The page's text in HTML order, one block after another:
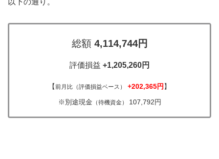
以下の通り。
総額 4,114,744円
評価損益 +1,205,260円
【前月比（評価損益ベース） +202,365円 】
※別途現金 （待機資金） 107,792円